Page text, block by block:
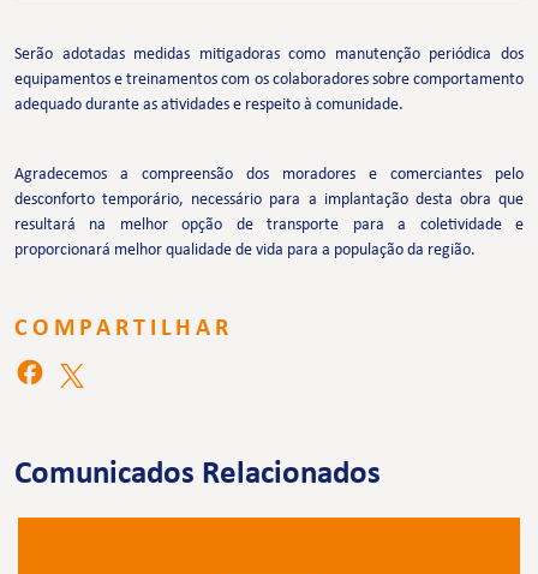
Serão adotadas medidas mitigadoras como manutenção periódica dos
equipamentos e treinamentos com os colaboradores sobre comportamento
adequado durante as atividades e respeito à comunidade.
Agradecemos a compreensão dos moradores e comerciantes pelo
desconforto temporário, necessário para a implantação desta obra que
resultará na melhor opção de transporte para a coletividade e
proporcionará melhor qualidade de vida para a população da região.
COMPARTILHAR
Comunicados Relacionados